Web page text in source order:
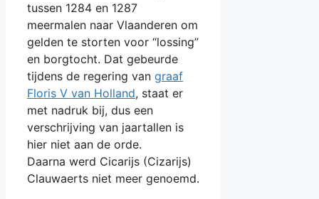
tussen 1284 en 1287
meermalen naar Vlaanderen om
gelden te storten voor “lossing”
en borgtocht. Dat gebeurde
tijdens de regering van graaf
Floris V van Holland, staat er
met nadruk bij, dus een
verschrijving van jaartallen is
hier niet aan de orde.
Daarna werd Cicarijs (Cizarijs)
Clauwaerts niet meer genoemd.